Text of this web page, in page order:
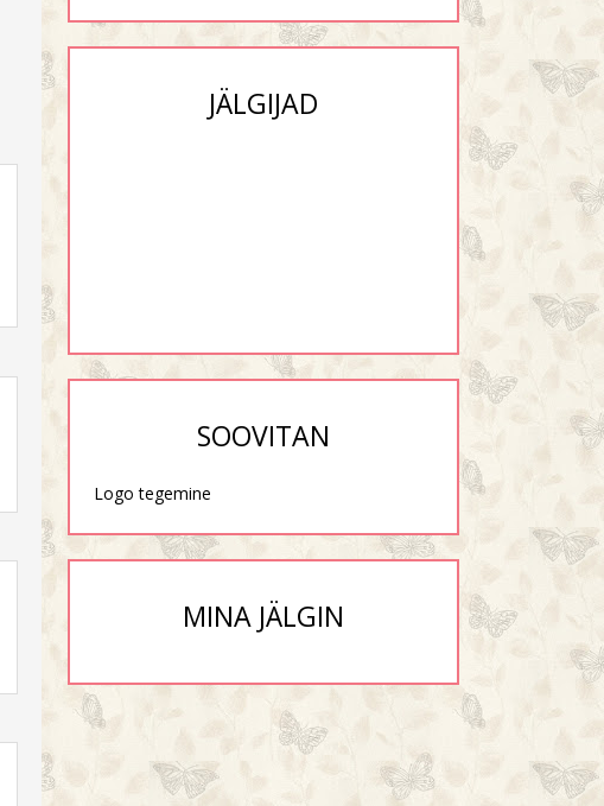
JÄLGIJAD
SOOVITAN
Logo tegemine
MINA JÄLGIN